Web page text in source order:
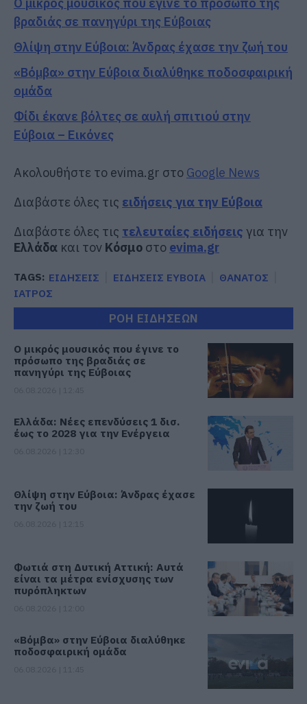
βραδιάς σε πανηγύρι της Εύβοιας
Θλίψη στην Εύβοια: Άνδρας έχασε την ζωή του
«Βόμβα» στην Εύβοια διαλύθηκε ποδοσφαιρική
ομάδα
Φίδι έκανε βόλτες σε αυλή σπιτιού στην
Εύβοια – Εικόνες
Ακολουθήστε το evima.gr στο Google News
Διαβάστε όλες τις ειδήσεις για την Εύβοια
Διαβάστε όλες τις τελευταίες ειδήσεις για την
Ελλάδα και τον Κόσμο στο evima.gr
TAGS: ΕΙΔΗΣΕΙΣ ΕΙΔΗΣΕΙΣ ΕΥΒΟΙΑ
ΘΑΝΑΤΟΣ
ΙΑΤΡΟΣ
ΡΟΗ ΕΙΔΗΣΕΩΝ
Ο μικρός μουσικός που έγινε το
πρόσωπο της βραδιάς σε
πανηγύρι της Εύβοιας
Ελλάδα: Νέες επενδύσεις 1 δισ.
έως το 2028 για την Ενέργεια
Θλίψη στην Εύβοια: Άνδρας έχασε
την ζωή του
Φωτιά στη Δυτική Αττική: Αυτά
είναι τα μέτρα ενίσχυσης των
πυρόπληκτων
«Βόμβα» στην Εύβοια διαλύθηκε
ποδοσφαιρική ομάδα